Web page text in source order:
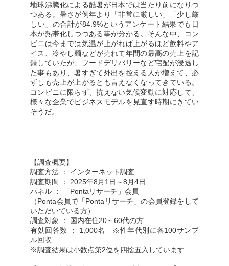
地球沸騰化による酷暑が日本では当たり前になりつ
つある。暑さが例年より「非常に厳しい」「少し厳
しい」の合計が84.9%というアンケート結果でも日
本が熱帯化しつつある事が分かる。そんな中、コン
ビニは今までは気温が上がれば上がるほど飲料やア
イス、冷やし麺などが売れて年間の最高の売上を記
録していたが、フードデリバリーなど宅配が浸透し
た事もあり、暑すぎて外出を控える人が増えて、必
ずしも売上が上がるとも言えなくなってきている。
コンビニに限らず、抗えない気候変動に対応して、
様々な企業でビジネスモデルを見直す時期にきてい
そうだ。
【調査概要】
調査方法 ： インターネット調査
調査期間 ： 2025年8月1日～8月4日
パネル ： 「Pontaリサーチ」会員
（Ponta会員で「Pontaリサーチ」の会員登録をして
いただいている方）
調査対象 ： 国内在住20～60代の方
有効回答数 ： 1,000名 ※性年代別に各100サンプ
ル回収
※調査結果は小数点第2位を四捨五入しています